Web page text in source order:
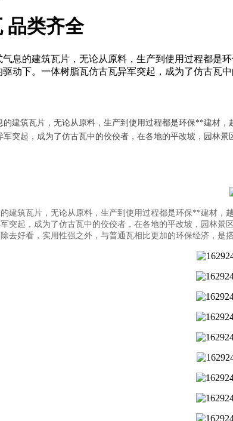
品类齐全
息的建筑瓦片，无论从原料，生产到使用过程都
动下。一体树脂瓦仿古瓦异军突起，成为了仿古瓦
建筑瓦片，无论从原料，生产到使用过程都是环保**建材
突起，成为了仿古瓦中的佼佼者，在各地的平改坡，园林景
建筑瓦片，无论从原料，生产到使用过程都是环保**建材
突起，成为了仿古瓦中的佼佼者，在各地的平改坡，园林景
去好看，实用性强之外，与普通瓦相比更加的环保经济，是